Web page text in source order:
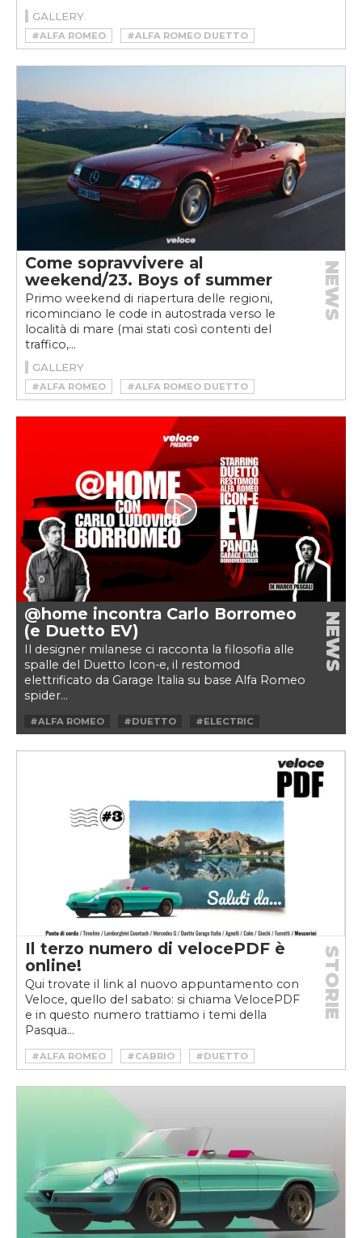
GALLERY
#ALFA ROMEO
#ALFA ROMEO DUETTO
#CHARLES WEBB
#DUETTO
#FILM
#SPIDER
Come sopravvivere al
weekend/23. Boys of summer
Primo weekend di riapertura delle regioni,
ricominciano le code in autostrada verso le
località di mare (mai stati così contenti del
traffico,...
NEWS
GALLERY
#ALFA ROMEO
#ALFA ROMEO DUETTO
#ASTE
#CATAWIKI
#DUETTO
#ESTATE
#GHIA
#KARMANN GHIA
#MERCEDES
#MORETTI
#SPIAGGINE
#SUMMER
@home incontra Carlo Borromeo
(e Duetto EV)
Il designer milanese ci racconta la filosofia alle
spalle del Duetto Icon-e, il restomod
elettrificato da Garage Italia su base Alfa Romeo
spider...
NEWS
#ALFA ROMEO #DUETTO
#ELECTRIC
Il terzo numero di velocePDF è
online!
Qui trovate il link al nuovo appuntamento con
Veloce, quello del sabato: si chiama VelocePDF
e in questo numero trattiamo i temi della
Pasqua...
STORIE
#ALFA ROMEO #CABRIO
#DUETTO
#GARAGE ITALIA
#SPIDER #VELOCEPDF